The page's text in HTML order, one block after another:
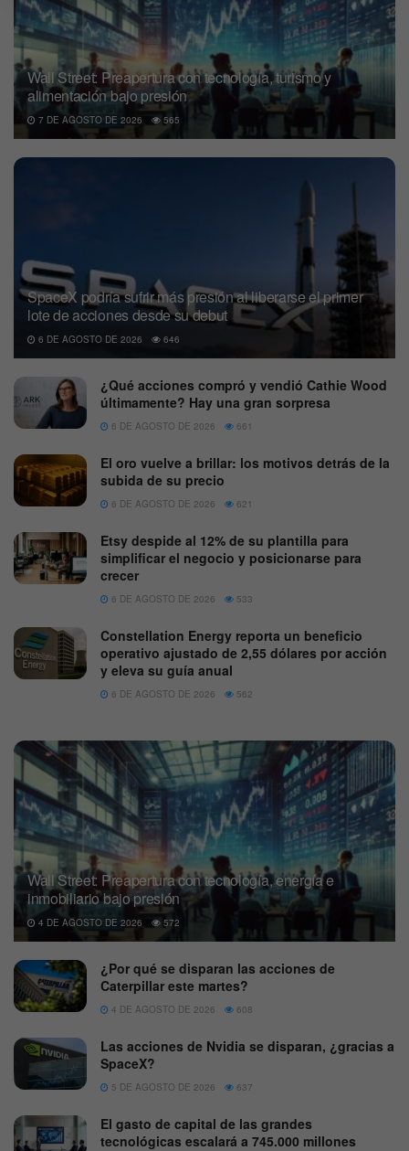
Wall Street: Preapertura con tecnología, turismo y
alimentación bajo presión
7 DE AGOSTO DE 2026 565
SpaceX podría sufrir más presión al liberarse el primer
lote de acciones desde su debut
6 DE AGOSTO DE 2026 646
¿Qué acciones compró y vendió Cathie Wood
últimamente? Hay una gran sorpresa
6 DE AGOSTO DE 2026 661
El oro vuelve a brillar: los motivos detrás de la
subida de su precio
6 DE AGOSTO DE 2026 621
Etsy despide al 12% de su plantilla para
simplificar el negocio y posicionarse para
crecer
6 DE AGOSTO DE 2026 533
Constellation Energy reporta un beneficio
operativo ajustado de 2,55 dólares por acción
y eleva su guía anual
6 DE AGOSTO DE 2026 562
Wall Street: Preapertura con tecnología, energía e
inmobiliario bajo presión
4 DE AGOSTO DE 2026 572
¿Por qué se disparan las acciones de
Caterpillar este martes?
4 DE AGOSTO DE 2026 608
Las acciones de Nvidia se disparan, ¿gracias a
SpaceX?
5 DE AGOSTO DE 2026 637
El gasto de capital de las grandes
tecnológicas escalará a 745.000 millones